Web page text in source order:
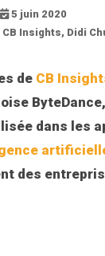
5 juin 2020
CB Insights, Didi
de CB
dans les
des